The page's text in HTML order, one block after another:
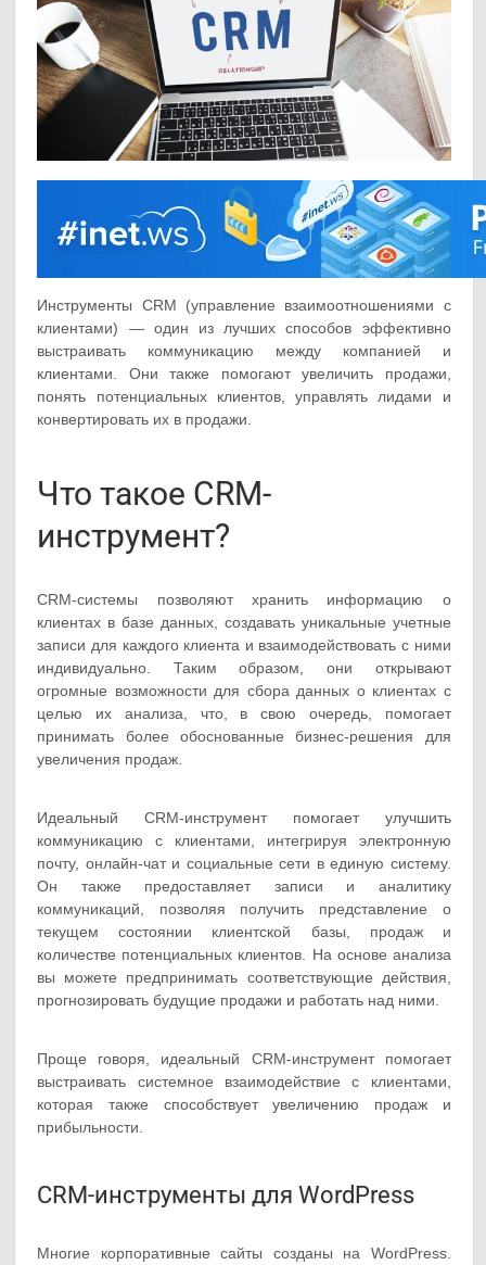
Инструменты CRM (управление взаимоотношениями с
клиентами) — один из лучших способов эффективно
выстраивать коммуникацию между компанией и
клиентами. Они также помогают увеличить продажи,
понять потенциальных клиентов, управлять лидами и
конвертировать их в продажи.
Что такое CRM-
инструмент?
CRM-системы позволяют хранить информацию о
клиентах в базе данных, создавать уникальные учетные
записи для каждого клиента и взаимодействовать с ними
индивидуально. Таким образом, они открывают
огромные возможности для сбора данных о клиентах с
целью их анализа, что, в свою очередь, помогает
принимать более обоснованные бизнес-решения для
увеличения продаж.
Идеальный CRM-инструмент помогает улучшить
коммуникацию с клиентами, интегрируя электронную
почту, онлайн-чат и социальные сети в единую систему.
Он также предоставляет записи и аналитику
коммуникаций, позволяя получить представление о
текущем состоянии клиентской базы, продаж и
количестве потенциальных клиентов. На основе анализа
вы можете предпринимать соответствующие действия,
прогнозировать будущие продажи и работать над ними.
Проще говоря, идеальный CRM-инструмент помогает
выстраивать системное взаимодействие с клиентами,
которая также способствует увеличению продаж и
прибыльности.
CRM-инструменты для WordPress
Многие корпоративные сайты созданы на WordPress.